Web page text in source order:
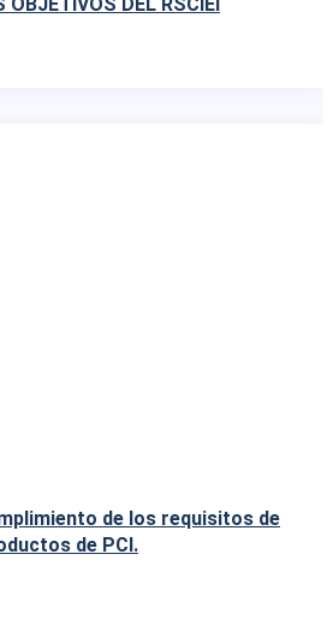
de los requisitos de
de PCI.